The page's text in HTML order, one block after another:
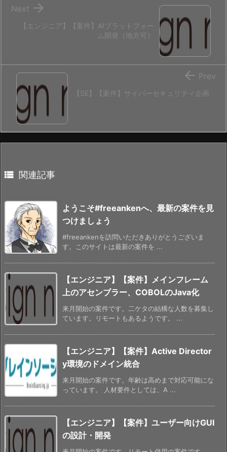
【エンジニア】【案件】AIプラットフォー
ム開発（地方可）

Next
【SE】【案件】サイバーセキュリティ企画
 Prev
 関連記事
ようこそ#freeankenへ、最新の案件を見
つけましょう
#freeankenを訪問いただきありがとうございま
す。このサイトは最新の案件を ...
【エンジニア】【案件】メインフレーム
上のアセンブラー、COBOLのJava化
来月開始の案件です。二ケタの結構な人数を募集し
ています。リモートもあるようです。 ...
【エンジニア】【案件】Active Director
y環境のドメイン統合
来月開始の案件です。年齢は高めまで対応可能にな
っています。 人材要件としては、A ...
【エンジニア】【案件】ユーザー向けGUI
の設計・開発